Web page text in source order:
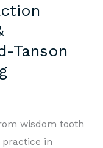
Tanson
wisdom tooth
practice in